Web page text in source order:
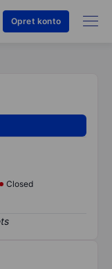
Opret konto
Closed